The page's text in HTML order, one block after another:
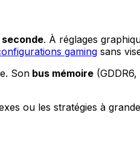
seconde. À réglages
gaming sans
Son bus mémoire
ou les stratégies à